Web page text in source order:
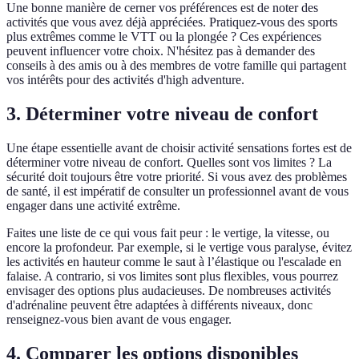
Une bonne manière de cerner vos préférences est de noter des
activités que vous avez déjà appréciées. Pratiquez-vous des sports
plus extrêmes comme le VTT ou la plongée ? Ces expériences
peuvent influencer votre choix. N'hésitez pas à demander des
conseils à des amis ou à des membres de votre famille qui partagent
vos intérêts pour des activités d'high adventure.
3. Déterminer votre niveau de confort
Une étape essentielle avant de choisir activité sensations fortes est de
déterminer votre niveau de confort. Quelles sont vos limites ? La
sécurité doit toujours être votre priorité. Si vous avez des problèmes
de santé, il est impératif de consulter un professionnel avant de vous
engager dans une activité extrême.
Faites une liste de ce qui vous fait peur : le vertige, la vitesse, ou
encore la profondeur. Par exemple, si le vertige vous paralyse, évitez
les activités en hauteur comme le saut à l’élastique ou l'escalade en
falaise. A contrario, si vos limites sont plus flexibles, vous pourrez
envisager des options plus audacieuses. De nombreuses activités
d'adrénaline peuvent être adaptées à différents niveaux, donc
renseignez-vous bien avant de vous engager.
4. Comparer les options disponibles